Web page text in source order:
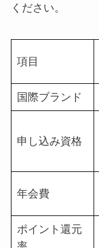
ください。
項目
国際ブランド
申し込み資格
年会費
ポイント還元